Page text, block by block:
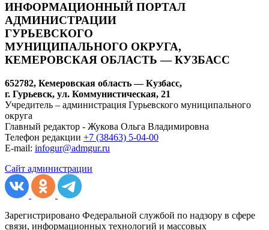
ИНФОРМАЦИОННЫЙ ПОРТАЛ
АДМИНИСТРАЦИИ
ГУРЬЕВСКОГО
МУНИЦИПАЛЬНОГО ОКРУГА,
КЕМЕРОВСКАЯ ОБЛАСТЬ — КУЗБАСС
652782, Кемеровская область — Кузбасс,
г. Гурьевск, ул. Коммунистическая, 21
Учредитель – администрация Гурьевского муниципального
округа
Главный редактор - Жукова Ольга Владимировна
Телефон редакции +7 (38463) 5-04-00
E-mail: infogur@admgur.ru
Сайт администрации
Зарегистрировано Федеральной службой по надзору в сфере
связи, информационных технологий и массовых